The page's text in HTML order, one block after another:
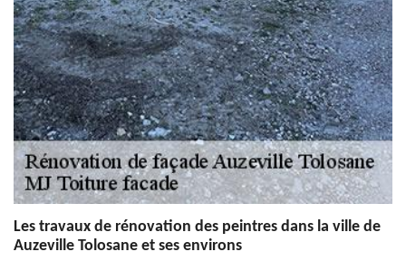
Les travaux de rénovation des peintres dans la ville de
Auzeville Tolosane et ses environs